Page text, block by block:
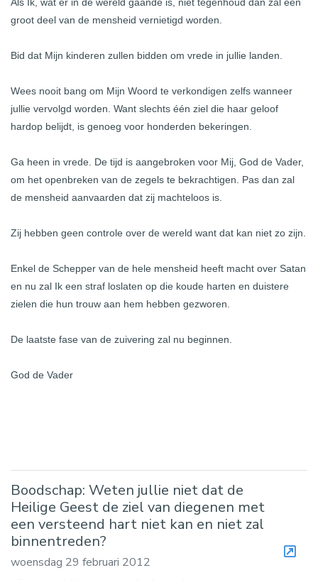
Als Ik, wat er in de wereld gaande is, niet tegenhoud dan zal een
groot deel van de mensheid vernietigd worden.
Bid dat Mijn kinderen zullen bidden om vrede in jullie landen.
Wees nooit bang om Mijn Woord te verkondigen zelfs wanneer
jullie vervolgd worden. Want slechts één ziel die haar geloof
hardop belijdt, is genoeg voor honderden bekeringen.
Ga heen in vrede. De tijd is aangebroken voor Mij, God de Vader,
om het openbreken van de zegels te bekrachtigen. Pas dan zal
de mensheid aanvaarden dat zij machteloos is.
Zij hebben geen controle over de wereld want dat kan niet zo zijn.
Enkel de Schepper van de hele mensheid heeft macht over Satan
en nu zal Ik een straf loslaten op die koude harten en duistere
zielen die hun trouw aan hem hebben gezworen.
De laatste fase van de zuivering zal nu beginnen.
God de Vader
Boodschap: Weten jullie niet dat de
Heilige Geest de ziel van diegenen met
een versteend hart niet kan en niet zal
binnentreden?
woensdag 29 februari 2012